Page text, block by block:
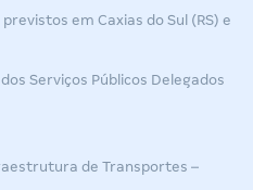
em Caxias do Sul (RS) e
Serviços Públicos Delegados
de Transportes –